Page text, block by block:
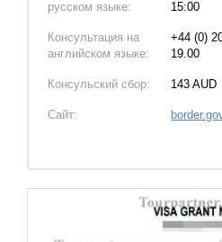
русском языке:
15:00
Консультация на
английском языке:
+44 (0)
19.00
Консульский сбор: 143 AUD
Сайт: